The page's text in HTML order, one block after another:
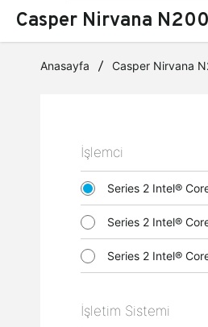
Casper Nirvana
Anasayfa Casper Nirvana
İşlemci
Series 2 Intel®
Series 2 Intel®
Series 2 Intel®
İşletim Sistemi